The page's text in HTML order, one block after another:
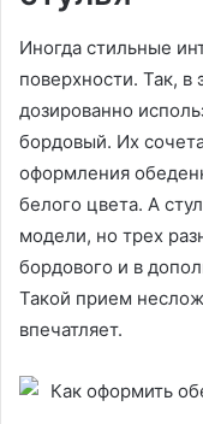
Иногда стильные
поверхности. Так, в
дозированно
бордовый. Их
оформления
белого цвета. А
модели, но трех
бордового и в
Такой прием
впечатляет.